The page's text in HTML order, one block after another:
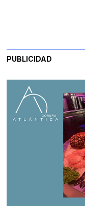
PUBLICIDAD